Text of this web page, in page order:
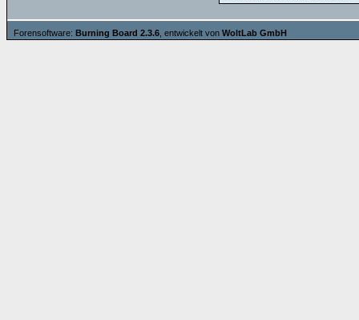
Forensoftware: Burning Board 2.3.6 , entwickelt von WoltLab GmbH